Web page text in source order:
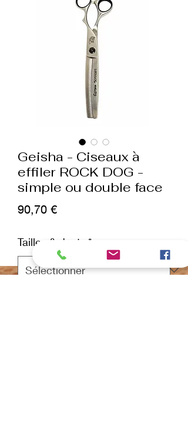
Geisha - Ciseaux à
effiler ROCK DOG -
simple ou double face
90,70 €Prix
Tailles & dents *